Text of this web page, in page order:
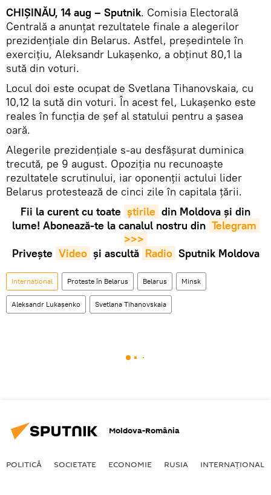
CHIȘINĂU, 14 aug – Sputnik. Comisia Electorală
Centrală a anunțat rezultatele finale a alegerilor
prezidențiale din Belarus. Astfel, președintele în
exercițiu, Aleksandr Lukașenko, a obținut 80,1 la
sută din voturi.
Locul doi este ocupat de Svetlana Tihanovskaia, cu
10,12 la sută din voturi. În acest fel, Lukașenko este
reales în funcția de șef al statului pentru a șasea
oară.
Alegerile prezidențiale s-au desfășurat duminica
trecută, pe 9 august. Opoziția nu recunoaște
rezultatele scrutinului, iar oponenții actului lider
Belarus protestează de cinci zile în capitala țării.
Fii la curent cu toate știrile din Moldova și din
lume! Abonează-te la canalul nostru din Telegram
>>>
Privește Video și ascultă Radio Sputnik Moldova
Internaţional Proteste în Belarus Belarus Minsk
Aleksandr Lukașenko Svetlana Tihanovskaia
Moldova-România
POLITICĂ SOCIETATE ECONOMIE RUSIA INTERNAŢIONAL